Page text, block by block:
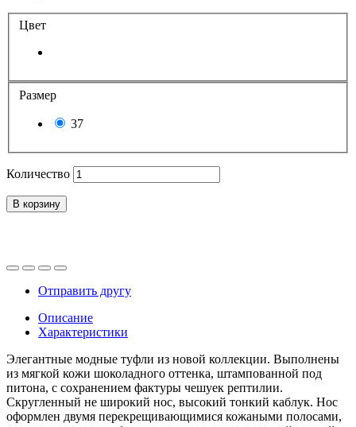
Цвет
Размер
37
Количество
В корзину
Отправить другу
Описание
Характеристики
Элегантные модные туфли из новой коллекции. Выполнены
из мягкой кожи шоколадного оттенка, штампованной под
питона, с сохранением фактуры чешуек рептилии.
Скругленный не широкий нос, высокий тонкий каблук. Нос
оформлен двумя перекрещивающимися кожаными полосами,